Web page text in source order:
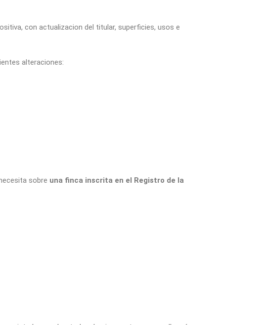
con actualizacion del titular, superficies, usos e
alteraciones:
sobre una finca inscrita en el Registro de la